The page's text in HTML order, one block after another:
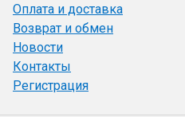
Оплата и доставка
Возврат и обмен
Новости
Контакты
Регистрация